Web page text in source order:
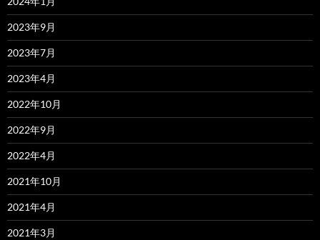
2023年9月
2023年7月
2023年4月
2022年10月
2022年9月
2022年4月
2021年10月
2021年4月
2021年3月